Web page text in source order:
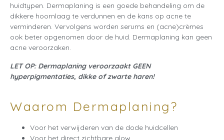
huidtypen. Dermaplaning is een goede behandeling om de
dikkere hoornlaag te verdunnen en de kans op acne te
verminderen. Vervolgens worden serums en (acne)crèmes
ook beter opgenomen door de huid. Dermaplaning kan geen
acne veroorzaken.
LET OP: Dermaplaningveroorzaakt GEEN
hyperpigmentaties, dikke of zwarte haren!
Waarom Dermaplaning?
Voor het verwijderen van de dode huidcellen
Voor het direct zichtbare glow